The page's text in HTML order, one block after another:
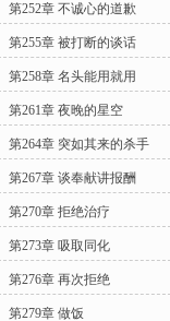
第252章 不诚心的道歉
第255章 被打断的谈话
第258章 名头能用就用
第261章 夜晚的星空
第264章 突如其来的杀手
第267章 谈奉献讲报酬
第270章 拒绝治疗
第273章 吸取同化
第276章 再次拒绝
第279章 做饭